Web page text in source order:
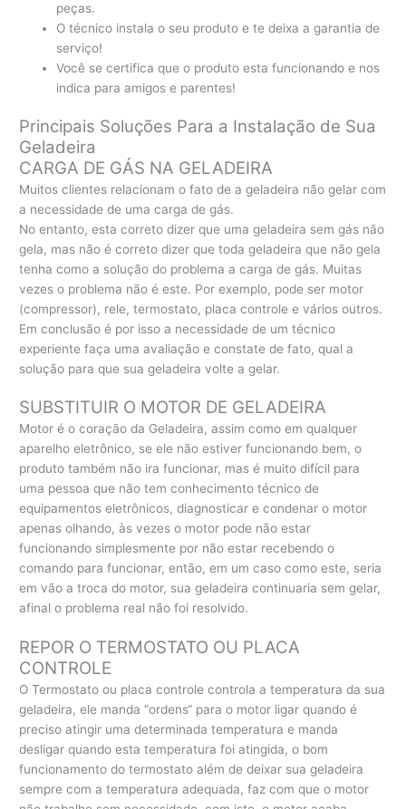
peças.
O técnico instala o seu produto e te deixa a garantia de
serviço!
Você se certifica que o produto esta funcionando e nos
indica para amigos e parentes!
Principais Soluções Para a Instalação de Sua
Geladeira
CARGA DE GÁS NA GELADEIRA
Muitos clientes relacionam o fato de a geladeira não gelar com
a necessidade de uma carga de gás.
No entanto, esta correto dizer que uma geladeira sem gás não
gela, mas não é correto dizer que toda geladeira que não gela
tenha como a solução do problema a carga de gás. Muitas
vezes o problema não é este. Por exemplo, pode ser motor
(compressor), rele, termostato, placa controle e vários outros.
Em conclusão é por isso a necessidade de um técnico
experiente faça uma avaliação e constate de fato, qual a
solução para que sua geladeira volte a gelar.
SUBSTITUIR O MOTOR DE GELADEIRA
Motor é o coração da Geladeira, assim como em qualquer
aparelho eletrônico, se ele não estiver funcionando bem, o
produto também não ira funcionar, mas é muito difícil para
uma pessoa que não tem conhecimento técnico de
equipamentos eletrônicos, diagnosticar e condenar o motor
apenas olhando, às vezes o motor pode não estar
funcionando simplesmente por não estar recebendo o
comando para funcionar, então, em um caso como este, seria
em vão a troca do motor, sua geladeira continuaria sem gelar,
afinal o problema real não foi resolvido.
REPOR O TERMOSTATO OU PLACA
CONTROLE
O Termostato ou placa controle controla a temperatura da sua
geladeira, ele manda “ordens“ para o motor ligar quando é
preciso atingir uma determinada temperatura e manda
desligar quando esta temperatura foi atingida, o bom
funcionamento do termostato além de deixar sua geladeira
sempre com a temperatura adequada, faz com que o motor